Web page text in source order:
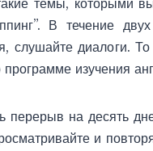
темы, которыми
В течение
диалоги. То
программе изучения
на десять
и